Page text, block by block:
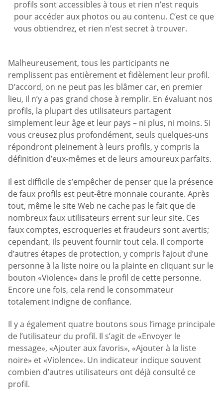
profils sont accessibles à tous et rien n’est requis
pour accéder aux photos ou au contenu. C’est ce que
vous obtiendrez, et rien n’est secret à trouver.
Malheureusement, tous les participants ne
remplissent pas entièrement et fidèlement leur profil.
D’accord, on ne peut pas les blâmer car, en premier
lieu, il n’y a pas grand chose à remplir. En évaluant nos
profils, la plupart des utilisateurs partagent
simplement leur âge et leur pays – ni plus, ni moins. Si
vous creusez plus profondément, seuls quelques-uns
répondront pleinement à leurs profils, y compris la
définition d’eux-mêmes et de leurs amoureux parfaits.
Il est difficile de s’empêcher de penser que la présence
de faux profils est peut-être monnaie courante. Après
tout, même le site Web ne cache pas le fait que de
nombreux faux utilisateurs errent sur leur site. Ces
faux comptes, escroqueries et fraudeurs sont avertis;
cependant, ils peuvent fournir tout cela. Il comporte
d’autres étapes de protection, y compris l’ajout d’une
personne à la liste noire ou la plainte en cliquant sur le
bouton «Violence» dans le profil de cette personne.
Encore une fois, cela rend le consommateur
totalement indigne de confiance.
Il y a également quatre boutons sous l’image principale
de l’utilisateur du profil. Il s’agit de «Envoyer le
message», «Ajouter aux favoris», «Ajouter à la liste
noire» et «Violence». Un indicateur indique souvent
combien d’autres utilisateurs ont déjà consulté ce
profil.